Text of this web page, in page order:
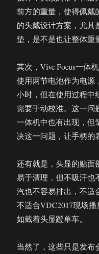
前方的重量，使得佩戴
的头戴设计方案，尤其
垫，是不是也让整体重
其次，Vive Focus一体
使用两节电池作为电源
小时，但在使用过程中
需要手动校准。这一问
一体机中也有出现，但
决这一问题，让手柄的
还有就是，头显的贴面
易于清理，但不吸汗也
汽也不容易排出，不适
不适合VDC2017现场
如戴着头显蹬单车。
当然了，这些只是发布